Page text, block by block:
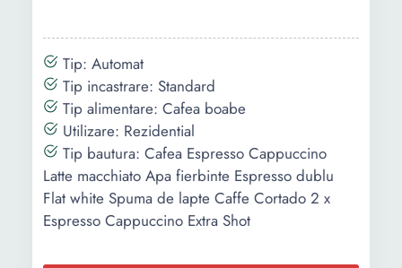
Oprire
Culoare Alb
Trepte de
macinare
rasnita
- -
Tip: Automat
Tip incastrare: Standard
Tip alimentare: Cafea boabe
Utilizare: Rezidential
Tip bautura: Cafea Espresso Cappuccino
Latte macchiato Apa fierbinte Espresso dublu
Flat white Spuma de lapte Caffe Cortado 2 x
Espresso Cappuccino Extra Shot